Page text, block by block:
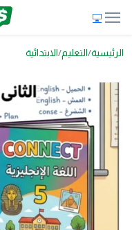
الرئيسية التعليم الابتدائية